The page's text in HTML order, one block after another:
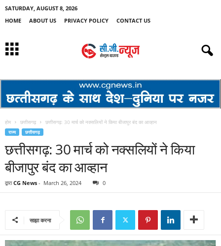
SATURDAY, AUGUST 8, 2026
HOME
ABOUT US PRIVACY POLICY CONTACT US
होम छत्तीसगढ़ छत्तीसगढ़: 30 मार्च को नक्सलियों ने किया बीजापुर बंद का आव्हान
राज्य छत्तीसगढ़
छत्तीसगढ़: 30 मार्च को नक्सलियों ने किया
बीजापुर बंद का आव्हान
द्वारा CG News - March 26, 2024 0
साझा करना